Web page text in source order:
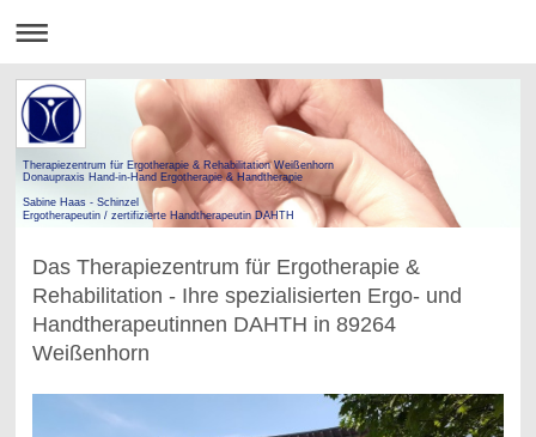
Therapiezentrum für Ergotherapie & Rehabilitation Weißenhorn
Donaupraxis Hand-in-Hand Ergotherapie & Handtherapie
Sabine Haas - Schinzel
Ergotherapeutin / zertifizierte Handtherapeutin DAHTH
Das Therapiezentrum für Ergotherapie &
Rehabilitation - Ihre spezialisierten Ergo- und
Handtherapeutinnen DAHTH in 89264
Weißenhorn